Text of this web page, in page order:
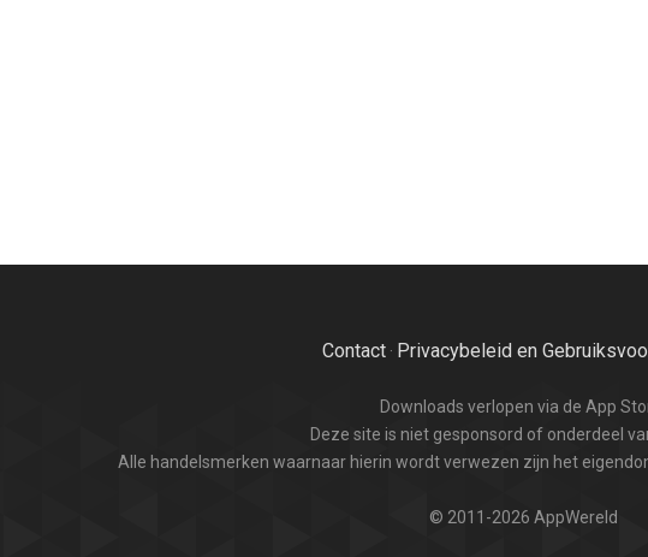
Contact· Privacybeleid en
Downloads verlopen via de App
Deze site is niet gesponsord of onderdeel
Alle handelsmerken waarnaar hierin wordt verwezen zijn het
© 2011-2026 AppWereld